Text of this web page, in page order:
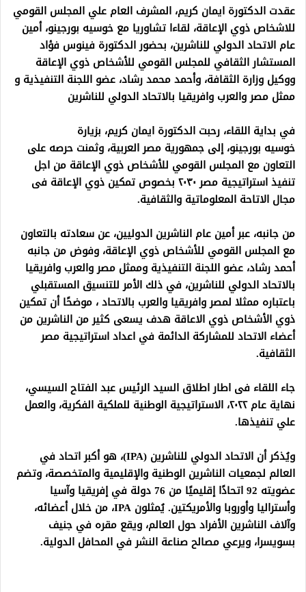
عقدت الدكتورة ايمان كريم، المشرف العام علي المجلس القومي
للاشخاص ذوي الإعاقة، لقاءا تشاوريا مع خوسيه بورجينو، أمين
عام الاتحاد الدولي للناشرين، بحضور الدكتورة فينوس فؤاد
المستشار الثقافي للمجلس القومي للأشخاص ذوي الإعاقة
ووكيل وزارة الثقافة، وأحمد محمد رشاد، عضو اللجنة التنفيذية و
ممثل مصر والعرب وافريقيا بالاتحاد الدولي للناشرين
في بداية اللقاء، رحبت الدكتورة ايمان كريم، بزيارة
خوسيه بورجينو، إلى جمهورية مصر العربية، وثمنت حرصه على
التعاون مع المجلس القومي للأشخاص ذوي الإعاقة من اجل
تنفيذ استراتيجية مصر ٢٠٣٠ بخصوص تمكين ذوي الإعاقة فى
مجال الاتاحة المعلوماتية والثقافية.
من جانبه، عبر أمين عام الناشرين الدوليين، عن سعادته بالتعاون
مع المجلس القومي للأشخاص ذوي الإعاقة، وفوض من جانبه
أحمد رشاد، عضو اللجنة التنفيذية وممثل مصر والعرب وافريقيا
بالاتحاد الدولي للناشرين، في ذلك الأمر للتنسيق المستقبلي
باعتباره ممثلا لمصر وافريقيا والعرب بالاتحاد ، موضحًا أن تمكين
ذوي الأشخاص ذوي الاعاقة هدف يسعى كثير من الناشرين من
أعضاء الاتحاد للمشاركة الدائمة في اعداد استراتيجية مصر
الثقافية.
جاء اللقاء فى اطار اطلاق السيد الرئيس عبد الفتاح السيسي،
نهاية عام ٢٠٢٢، الاستراتيجية الوطنية للملكية الفكرية، والعمل
علي تنفيذها.
ويُذكر أن الاتحاد الدولي للناشرين (IPA)، هو أكبر اتحاد في
العالم لجمعيات الناشرين الوطنية والإقليمية والمتخصصة، وتضم
عضويته 92 اتحادًا إقليميًا من 76 دولة في إفريقيا وآسيا
وأستراليا وأوروبا والأمريكتين. يُمثلون IPA، من خلال أعضائه،
وآلاف الناشرين الأفراد حول العالم، ويقع مقره في جنيف
بسويسرا، ويرعي مصالح صناعة النشر في المحافل الدولية.